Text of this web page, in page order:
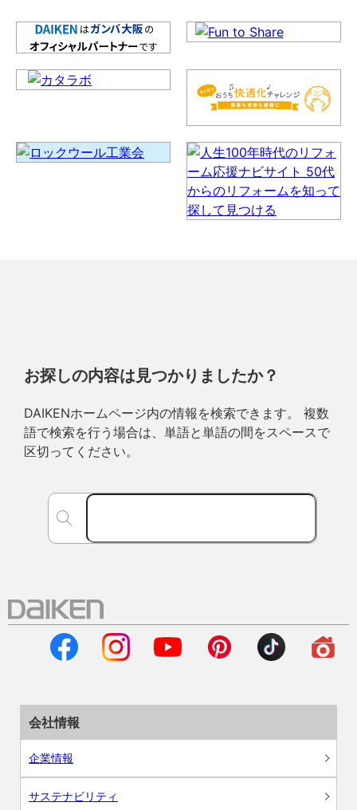
お探しの内容は見つかりましたか？
DAIKENホームページ内の情報を検索できます。 複数
語で検索を行う場合は、単語と単語の間をスペースで
区切ってください。
会社情報
企業情報
サステナビリティ